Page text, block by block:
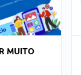
MUITO